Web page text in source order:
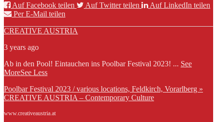
Auf Facebook teilen
Auf Twitter teilen
Auf LinkedIn teilen
Per E-Mail teilen
CREATIVE AUSTRIA
3 years ago
Ab in den Pool! Eintauchen ins Poolbar Festival 2023! ... See
MoreSee Less
Poolbar Festival 2023 / various locations, Feldkirch, Vorarlberg »
CREATIVE AUSTRIA – Contemporary Culture
www.creativeaustria.at